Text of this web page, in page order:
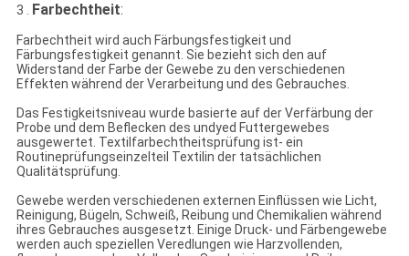
3 . Farbechtheit:
Farbechtheit wird auch Färbungsfestigkeit und
Färbungsfestigkeit genannt. Sie bezieht sich den auf
Widerstand der Farbe der Gewebe zu den verschiedenen
Effekten während der Verarbeitung und des Gebrauches.
Das Festigkeitsniveau wurde basierte auf der Verfärbung der
Probe und dem Beflecken des undyed Futtergewebes
ausgewertet. Textilfarbechtheitsprüfung ist- ein
Routineprüfungseinzelteil Textilin der tatsächlichen
Qualitätsprüfung.
Gewebe werden verschiedenen externen Einflüssen wie Licht,
Reinigung, Bügeln, Schweiß, Reibung und Chemikalien während
ihres Gebrauches ausgesetzt. Einige Druck- und Färbengewebe
werden auch speziellen Veredlungen wie Harzvollenden,